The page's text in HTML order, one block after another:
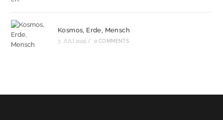
Kosmos, Erde, Mensch
3. JULI 2025 / 0 COMMENTS